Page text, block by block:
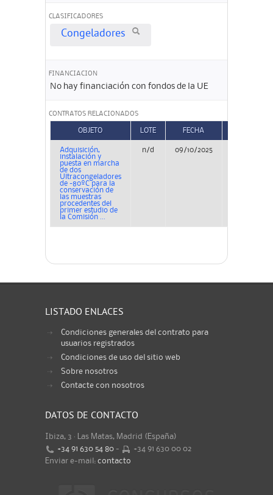
CLASIFICADORES
Congeladores
FINANCIACION
No hay financiación con fondos de la UE
CONTRATOS RELACIONADOS
OBJETO LOTE FECHA
Adquisición,
instalación y
puesta en marcha
de dos
Ultracongeladores
de -80ºC para la
conservación de
las muestras
procedentes del
primer estudio de
la Comisión ...
n/d 09/10/2025
LISTADO ENLACES
Condiciones generales del contrato para
usuarios registrados
Condiciones de uso del sitio web
Sobre nosotros
Contacte con nosotros
DATOS DE CONTACTO
Ibiza, 3 · Las Matas, Madrid (España)
+34 91 630 54 80 -
+34 91 630 00 02
Enviar e-mail: contacto